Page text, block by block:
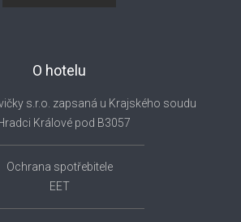
O hotelu
s.r.o. zapsaná u Krajského soudu
Králové pod B3057
Ochrana spotřebitele
EET